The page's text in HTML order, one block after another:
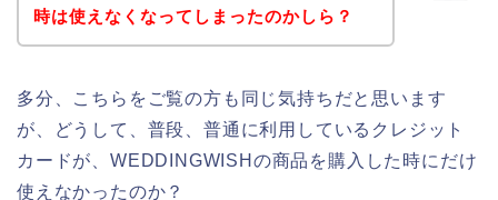
時は使えなくなってしまったのかしら？
多分、こちらをご覧の方も同じ気持ちだと思います
が、どうして、普段、普通に利用しているクレジット
カードが、WEDDINGWISHの商品を購入した時にだけ
使えなかったのか？